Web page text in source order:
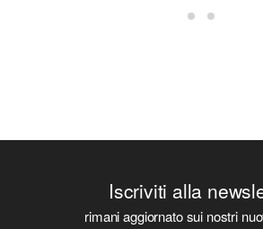
Iscriviti alla
rimani aggiornato sui nostri